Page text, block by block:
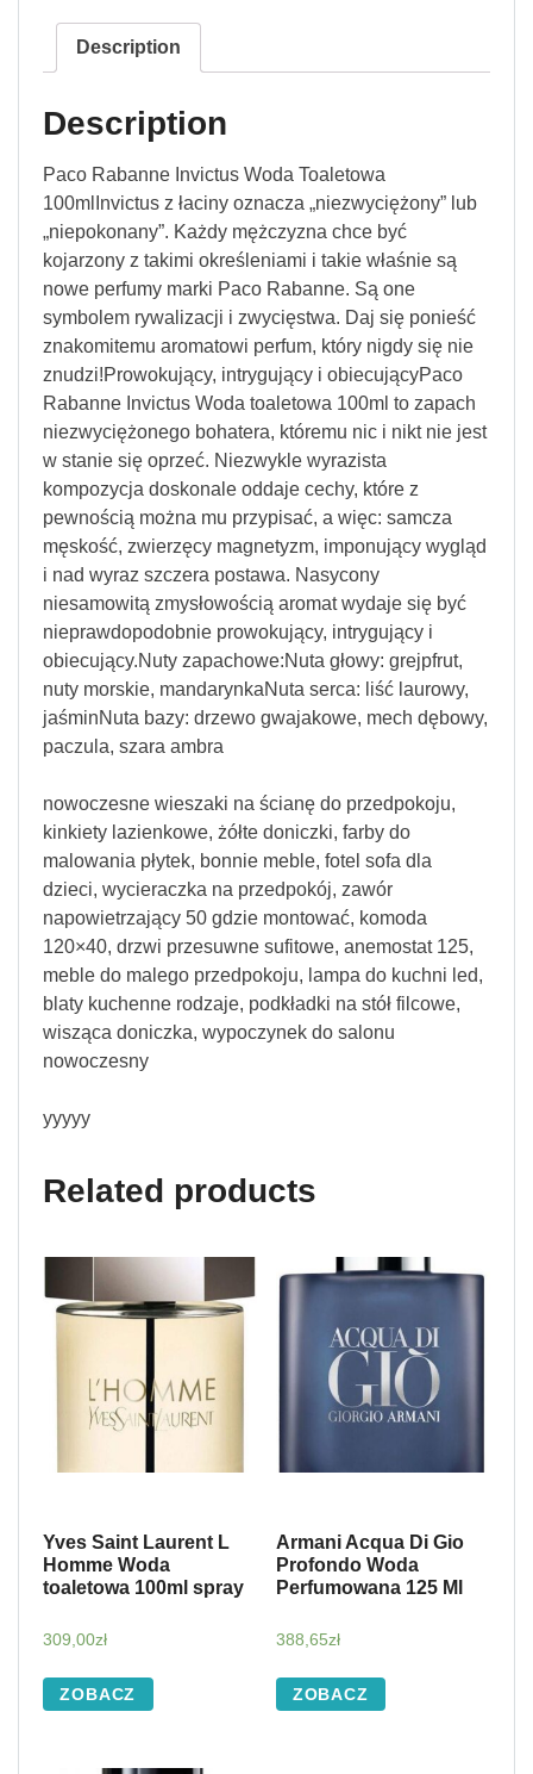
Description
Description
Paco Rabanne Invictus Woda Toaletowa
100mlInvictus z łaciny oznacza „niezwyciężony” lub
„niepokonany”. Każdy mężczyzna chce być
kojarzony z takimi określeniami i takie właśnie są
nowe perfumy marki Paco Rabanne. Są one
symbolem rywalizacji i zwycięstwa. Daj się ponieść
znakomitemu aromatowi perfum, który nigdy się nie
znudzi!Prowokujący, intrygujący i obiecującyPaco
Rabanne Invictus Woda toaletowa 100ml to zapach
niezwyciężonego bohatera, któremu nic i nikt nie jest
w stanie się oprzeć. Niezwykle wyrazista
kompozycja doskonale oddaje cechy, które z
pewnością można mu przypisać, a więc: samcza
męskość, zwierzęcy magnetyzm, imponujący wygląd
i nad wyraz szczera postawa. Nasycony
niesamowitą zmysłowością aromat wydaje się być
nieprawdopodobnie prowokujący, intrygujący i
obiecujący.Nuty zapachowe:Nuta głowy: grejpfrut,
nuty morskie, mandarynkaNuta serca: liść laurowy,
jaśminNuta bazy: drzewo gwajakowe, mech dębowy,
paczula, szara ambra
nowoczesne wieszaki na ścianę do przedpokoju,
kinkiety lazienkowe, żółte doniczki, farby do
malowania płytek, bonnie meble, fotel sofa dla
dzieci, wycieraczka na przedpokój, zawór
napowietrzający 50 gdzie montować, komoda
120×40, drzwi przesuwne sufitowe, anemostat 125,
meble do malego przedpokoju, lampa do kuchni led,
blaty kuchenne rodzaje, podkładki na stół filcowe,
wisząca doniczka, wypoczynek do salonu
nowoczesny
yyyyy
Related products
Yves Saint Laurent L
Homme Woda
toaletowa 100ml spray
309,00zł
ZOBACZ
Armani Acqua Di Gio
Profondo Woda
Perfumowana 125 Ml
388,65zł
ZOBACZ